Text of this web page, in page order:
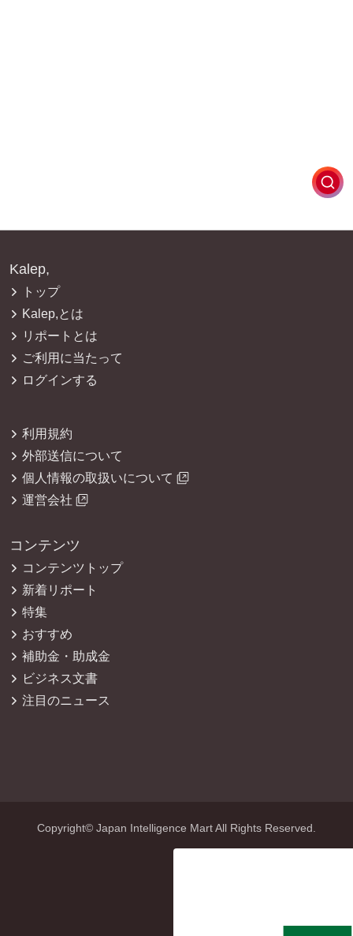
Kalep,
トップ
Kalep,とは
リポートとは
ご利用に当たって
ログインする
利用規約
外部送信について
個人情報の取扱いについて
運営会社
コンテンツ
コンテンツトップ
新着リポート
特集
おすすめ
補助金・助成金
ビジネス文書
注目のニュース
Copyright© Japan Intelligence Mart All Rights Reserved.